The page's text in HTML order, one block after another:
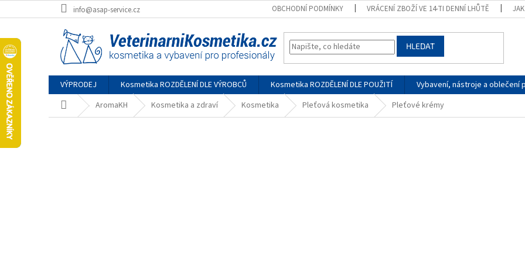
na
info@asap-service.cz OBCHODNÍ PODMÍNKY VRÁCENÍ ZBOŽÍ VE 14-TI DENNÍ LHŮTĚ
HLEDAT
VÝPRODEJ Kosmetika ROZDĚLENÍ DLE VÝROBCŮ Kosmetika ROZDĚLENÍ DLE POUŽITÍ Vybavení, nástroje a oblečení
Domů AromaKH Kosmetika a zdraví Kosmetika Pleťová kosmetika Pleťové krémy